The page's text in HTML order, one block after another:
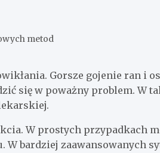
metod
Gorsze gojenie ran i
się w poważny problem. W
W prostych przypadkach
bardziej zaawansowanych